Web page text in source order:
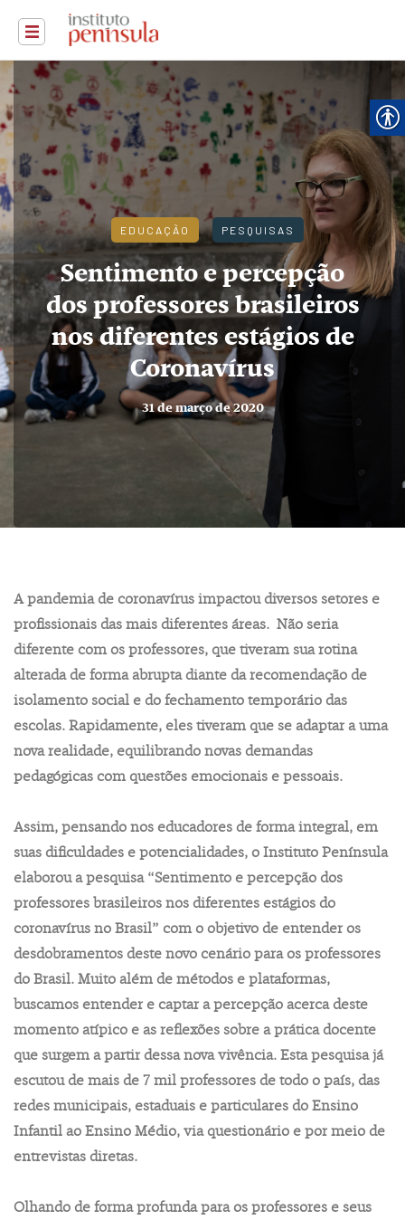
EDUCAÇÃO PESQUISAS
Sentimento e percepção
dos professores brasileiros
nos diferentes estágios de
Coronavírus
31 de março de 2020
A pandemia de coronavírus impactou diversos setores e
profissionais das mais diferentes áreas. Não seria
diferente com os professores, que tiveram sua rotina
alterada de forma abrupta diante da recomendação de
isolamento social e do fechamento temporário das
escolas. Rapidamente, eles tiveram que se adaptar a uma
nova realidade, equilibrando novas demandas
pedagógicas com questões emocionais e pessoais.
Assim, pensando nos educadores de forma integral, em
suas dificuldades e potencialidades, o Instituto Península
elaborou a pesquisa “Sentimento e percepção dos
professores brasileiros nos diferentes estágios do
coronavírus no Brasil” com o objetivo de entender os
desdobramentos deste novo cenário para os professores
do Brasil. Muito além de métodos e plataformas,
buscamos entender e captar a percepção acerca deste
momento atípico e as reflexões sobre a prática docente
que surgem a partir dessa nova vivência. Esta pesquisa já
escutou de mais de 7 mil professores de todo o país, das
redes municipais, estaduais e particulares do Ensino
Infantil ao Ensino Médio, via questionário e por meio de
entrevistas diretas.
Olhando de forma profunda para os professores e seus